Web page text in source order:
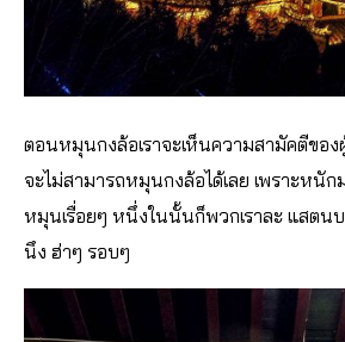
ตอนหมุนกงล้อเราจะเห็นความสามัคตีขอ
จะไม่สามารถหมุนกงล้อได้เลย เพราะหนั
หมุนเรื่อยๆ หนึ่งในนั้นก็พวกเราละ แสตน
นึง ฮ่าๆ รอบๆ